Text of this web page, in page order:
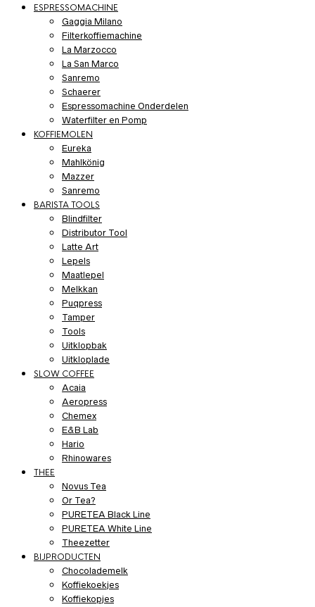
ESPRESSOMACHINE
Gaggia Milano
Filterkoffiemachine
La Marzocco
La San Marco
Sanremo
Schaerer
Espressomachine Onderdelen
Waterfilter en Pomp
KOFFIEMOLEN
Eureka
Mahlkönig
Mazzer
Sanremo
BARISTA TOOLS
Blindfilter
Distributor Tool
Latte Art
Lepels
Maatlepel
Melkkan
Puqpress
Tamper
Tools
Uitklopbak
Uitkloplade
SLOW COFFEE
Acaia
Aeropress
Chemex
E&B Lab
Hario
Rhinowares
THEE
Novus Tea
Or Tea?
PURETEA Black Line
PURETEA White Line
Theezetter
BIJPRODUCTEN
Chocolademelk
Koffiekoekjes
Koffiekopjes